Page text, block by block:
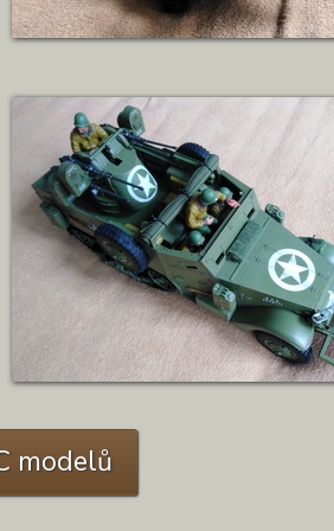
ZOBRAZIT DETAIL
modelů